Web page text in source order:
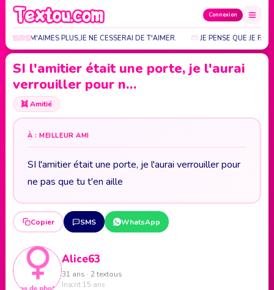
Connexion
TU NE M'AIMES PLUS,JE NE CESSERAI DE T'AIMER. JE PENSE QUE JE
SI l'amitier était une porte, je l'aurai
verrouiller pour n…
👯Amitié
À : MEILLEUR AMI
SI l'amitier était une porte, je l'aurai verrouiller pour
ne pas que tu t'en aille
Copier SMS WhatsApp
Alice63
31 ans · 2 textous
Inscrit 15 ans